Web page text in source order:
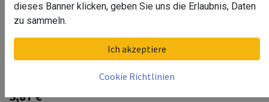
Senkkopfschraube mit
Kreuzschlitz, für Holz, A2-70, V2A
3,87€
dieses Banner klicken, geben Sie uns die Erlaubnis, Daten
zu sammeln.
Ich akzeptiere
Cookie Richtlinien